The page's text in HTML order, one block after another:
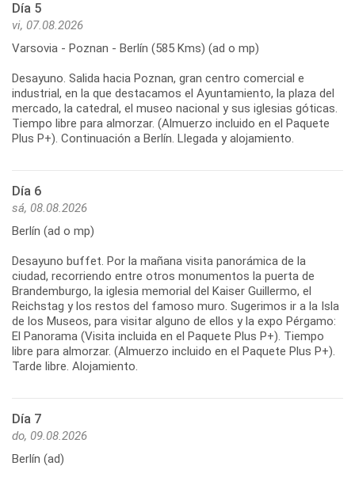
Día 5
vi, 07.08.2026
Varsovia - Poznan - Berlín (585 Kms) (ad o mp)
Desayuno. Salida hacia Poznan, gran centro comercial e
industrial, en la que destacamos el Ayuntamiento, la plaza del
mercado, la catedral, el museo nacional y sus iglesias góticas.
Tiempo libre para almorzar. (Almuerzo incluido en el Paquete
Plus P+). Continuación a Berlín. Llegada y alojamiento.
Día 6
sá, 08.08.2026
Berlín (ad o mp)
Desayuno buffet. Por la mañana visita panorámica de la
ciudad, recorriendo entre otros monumentos la puerta de
Brandemburgo, la iglesia memorial del Kaiser Guillermo, el
Reichstag y los restos del famoso muro. Sugerimos ir a la Isla
de los Museos, para visitar alguno de ellos y la expo Pérgamo:
El Panorama (Visita incluida en el Paquete Plus P+). Tiempo
libre para almorzar. (Almuerzo incluido en el Paquete Plus P+).
Tarde libre. Alojamiento.
Día 7
do, 09.08.2026
Berlín (ad)